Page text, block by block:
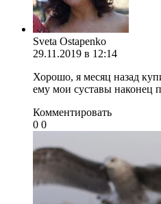
Sveta Ostapenko
29.11.2019 в 12:14
Хорошо, я месяц назад
ему мои суставы наконец
Комментировать
0 0